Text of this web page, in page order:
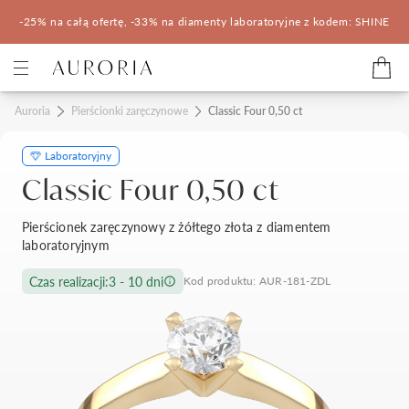
-25% na całą ofertę, -33% na diamenty laboratoryjne z kodem: SHINE
Kategorie
Pierścionki zaręczynowe
Pomocne
Salony Auroria
Salon Auroria Arkadia
Korzyści z zakupu
Auroria Pierścionki zaręczynowe Classic Four 0,50 ct
Laboratoryjny
Classic Four 0,50 ct
Pierścionek zaręczynowy z żółtego złota z diamentem
laboratoryjnym
Czas realizacji:3 - 10 dni Kod produktu: AUR-181-ZDL